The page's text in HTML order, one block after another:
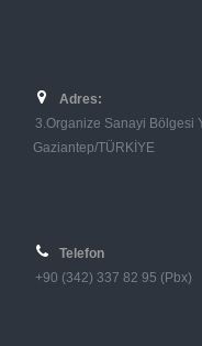
Adres:
3.Organize Sanayi Bölgesi
Gaziantep/TÜRKİYE
Telefon
+90 (342) 337 82 95 (Pbx)